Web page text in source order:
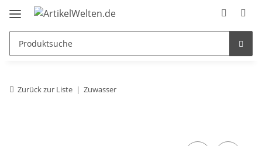
Zurück zur Liste Zuwasser